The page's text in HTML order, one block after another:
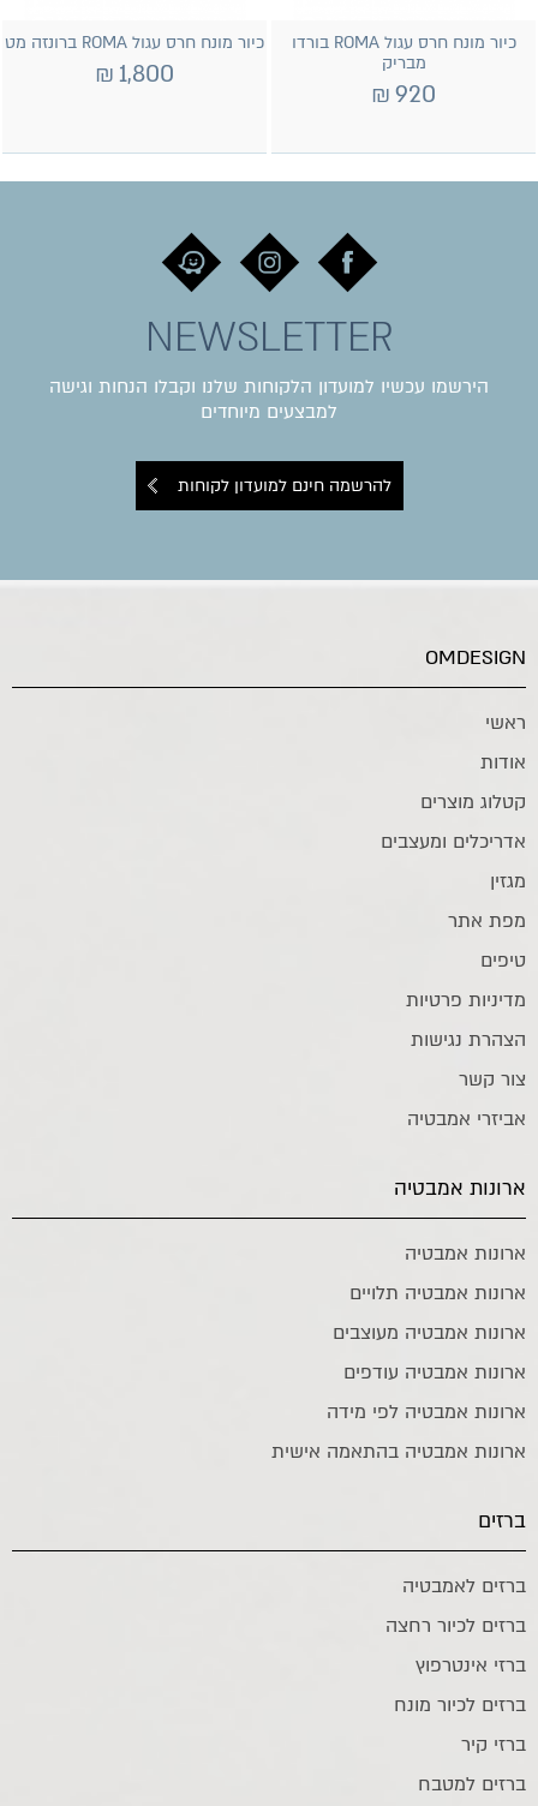
כיור מונח חרס עגול ROMA בורדו
מבריק
920
₪
כיור מונח חרס עגול ROMA ברונזה מט
1,800
₪
NEWSLETTER
הירשמו עכשיו למועדון הלקוחות שלנו וקבלו הנחות וגישה
למבצעים מיוחדים
להרשמה חינם למועדון לקוחות
OMDESIGN
ראשי
אודות
קטלוג מוצרים
אדריכלים ומעצבים
מגזין
מפת אתר
טיפים
מדיניות פרטיות
הצהרת נגישות
צור קשר
אביזרי אמבטיה
ארונות אמבטיה
ארונות אמבטיה
ארונות אמבטיה תלויים
ארונות אמבטיה מעוצבים
ארונות אמבטיה עודפים
ארונות אמבטיה לפי מידה
ארונות אמבטיה בהתאמה אישית
ברזים
ברזים לאמבטיה
ברזים לכיור רחצה
ברזי אינטרפוץ
ברזים לכיור מונח
ברזי קיר
ברזים למטבח